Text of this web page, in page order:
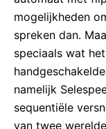
mogelijkheden
spreken dan.
speciaals wat
namelijk
sequentiële
van twee